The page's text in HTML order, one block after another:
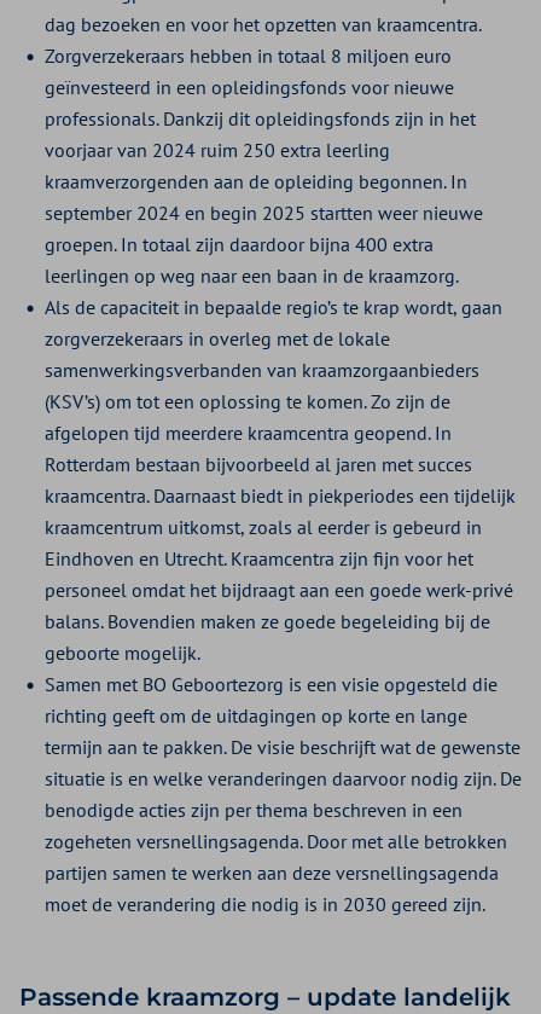
dag bezoeken en voor het opzetten van kraamcentra.
Zorgverzekeraars hebben in totaal 8 miljoen euro
geïnvesteerd in een opleidingsfonds voor nieuwe
professionals. Dankzij dit opleidingsfonds zijn in het
voorjaar van 2024 ruim 250 extra leerling
kraamverzorgenden aan de opleiding begonnen. In
september 2024 en begin 2025 startten weer nieuwe
groepen. In totaal zijn daardoor bijna 400 extra
leerlingen op weg naar een baan in de kraamzorg.
Als de capaciteit in bepaalde regio’s te krap wordt, gaan
zorgverzekeraars in overleg met de lokale
samenwerkingsverbanden van kraamzorgaanbieders
(KSV’s) om tot een oplossing te komen. Zo zijn de
afgelopen tijd meerdere kraamcentra geopend. In
Rotterdam bestaan bijvoorbeeld al jaren met succes
kraamcentra. Daarnaast biedt in piekperiodes een tijdelijk
kraamcentrum uitkomst, zoals al eerder is gebeurd in
Eindhoven en Utrecht. Kraamcentra zijn fijn voor het
personeel omdat het bijdraagt aan een goede werk-privé
balans. Bovendien maken ze goede begeleiding bij de
geboorte mogelijk.
Samen met BO Geboortezorg is een visie opgesteld die
richting geeft om de uitdagingen op korte en lange
termijn aan te pakken. De visie beschrijft wat de gewenste
situatie is en welke veranderingen daarvoor nodig zijn. De
benodigde acties zijn per thema beschreven in een
zogeheten versnellingsagenda. Door met alle betrokken
partijen samen te werken aan deze versnellingsagenda
moet de verandering die nodig is in 2030 gereed zijn.
Passende kraamzorg – update landelijk